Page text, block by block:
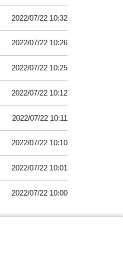
2022/07/22 10:32
2022/07/22 10:26
2022/07/22 10:25
2022/07/22 10:12
2022/07/22 10:11
2022/07/22 10:10
2022/07/22 10:01
2022/07/22 10:00